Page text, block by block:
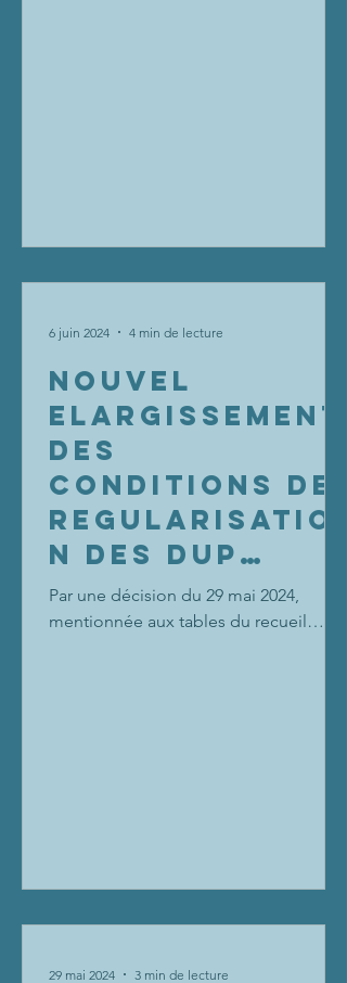
NOUVEL
ELARGISSEMENT
DES
CONDITIONS DE
REGULARISATIO
N DES DUP
ILLEGALES
Par une décision du 29 mai 2024,
mentionnée aux tables du recueil
6 juin 2024 4 min de lecture
29 mai 2024 3 min de lecture